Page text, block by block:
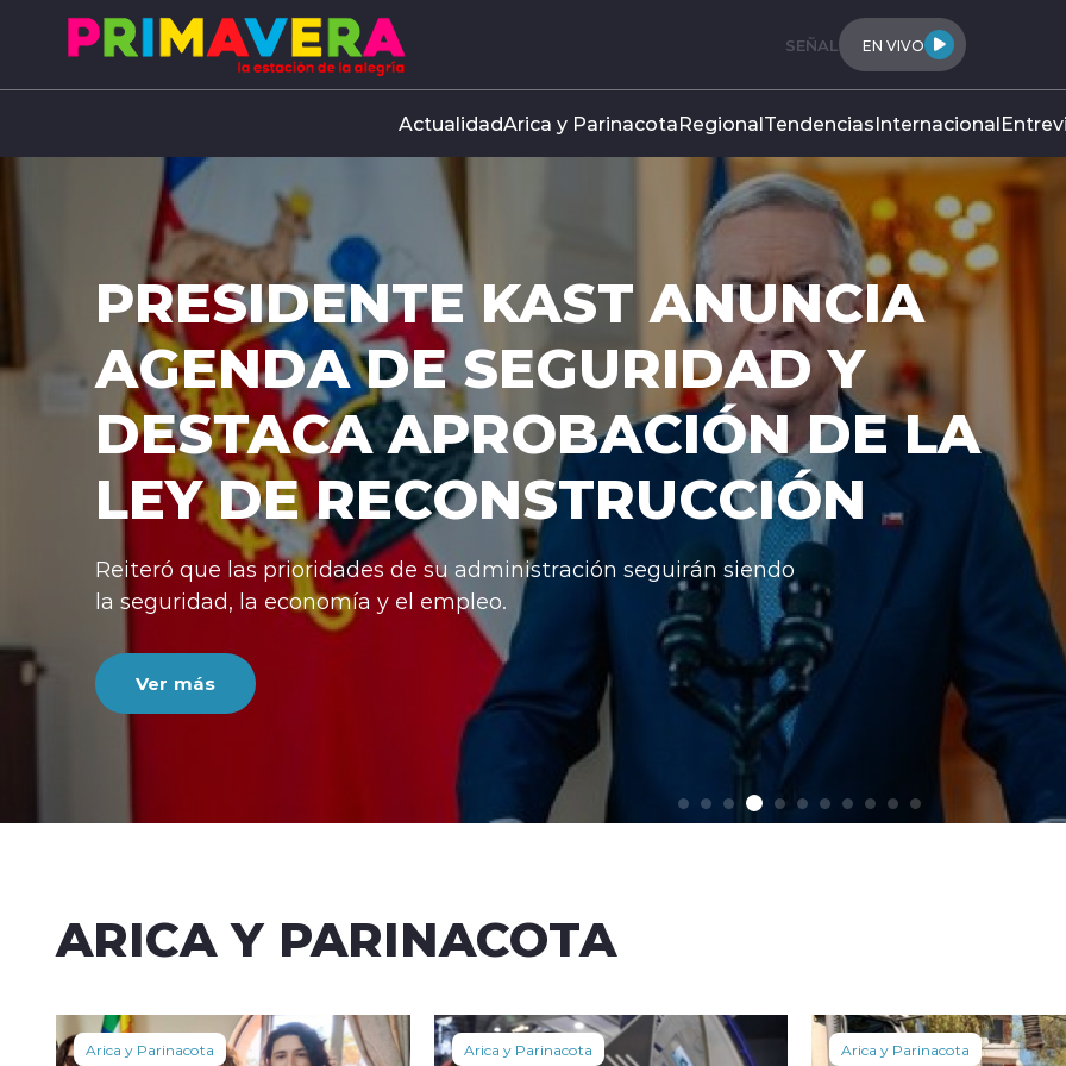
SEÑAL EN VIVO
ActualidadArica y ParinacotaRegionalTendenciasInternacional
KAST ANUNCIA
SEGURIDAD Y
APROBACIÓN DE LA
de su administración seguirán siendo
y el empleo.
ARICA Y PARINACOTA
Arica y Parinacota Arica y Parinacota Arica y Parinacota